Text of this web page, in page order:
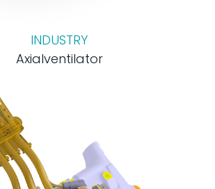
INDUSTRY
Axialventilator